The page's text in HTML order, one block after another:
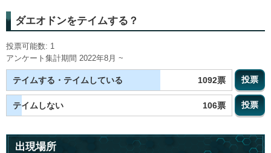
ダエオドンをテイムする？
投票可能数: 1
アンケート集計期間 2022年8月 ~
テイムする・テイムしている 1092票 投票
テイムしない 106票 投票
出現場所